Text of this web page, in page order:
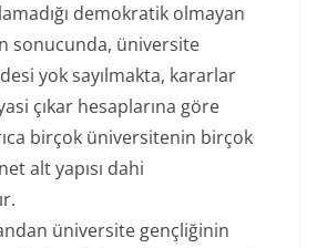
demokratik olmayan
sonucunda, üniversite
yok sayılmakta, kararlar
çıkar hesaplarına göre
birçok üniversitenin birçok
alt yapısı dahi
üniversite gençliğinin